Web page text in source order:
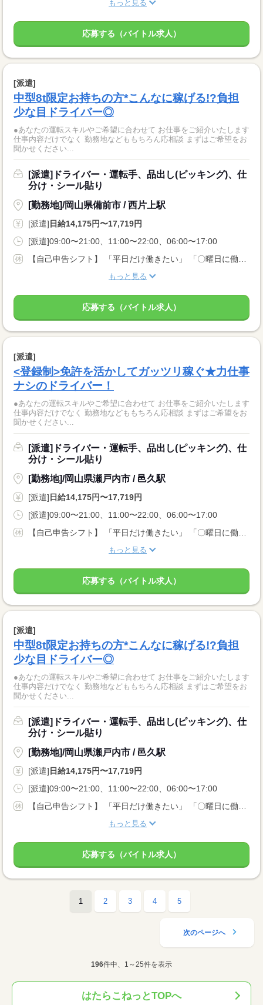
もっと見る
応募する（バイトル求人）
[派遣]
中型8t限定お持ちの方*こんなに稼げる!?負担
少な目ドライバー◎
●あなたの運転スキルやご希望に合わせて お仕事をご紹介いたします
仕事内容だけでなく 勤務地などももちろん応相談 まずはご希望をお
聞かせください...
[派遣]ドライバー・運転手、品出し(ピッキング)、仕
分け・シール貼り
[勤務地]/岡山県備前市 / 西片上駅
[派遣] 日給14,175円〜17,719円
[派遣]09:00〜21:00、11:00〜22:00、06:00〜17:00
【自己申告シフト】 「平日だけ働きたい」 「〇曜日に働きたい」 など、働き方は自分で選べます。 曜日・時間についてのご希望も 面談の際に教えてくださいね ※こちらは中型8t限定免許以上のお仕事の例です
もっと見る
応募する（バイトル求人）
[派遣]
<登録制>免許を活かしてガッツリ稼ぐ★力仕事
ナシのドライバー！
●あなたの運転スキルやご希望に合わせて お仕事をご紹介いたします
仕事内容だけでなく 勤務地などももちろん応相談 まずはご希望をお
聞かせください...
[派遣]ドライバー・運転手、品出し(ピッキング)、仕
分け・シール貼り
[勤務地]/岡山県瀬戸内市 / 邑久駅
[派遣] 日給14,175円〜17,719円
[派遣]09:00〜21:00、11:00〜22:00、06:00〜17:00
【自己申告シフト】 「平日だけ働きたい」 「〇曜日に働きたい」 など、働き方は自分で選べます。 曜日・時間についてのご希望も 面談の際に教えてくださいね ※こちらは中型8t限定免許以上のお仕事の例です
もっと見る
応募する（バイトル求人）
[派遣]
中型8t限定お持ちの方*こんなに稼げる!?負担
少な目ドライバー◎
●あなたの運転スキルやご希望に合わせて お仕事をご紹介いたします
仕事内容だけでなく 勤務地などももちろん応相談 まずはご希望をお
聞かせください...
[派遣]ドライバー・運転手、品出し(ピッキング)、仕
分け・シール貼り
[勤務地]/岡山県瀬戸内市 / 邑久駅
[派遣] 日給14,175円〜17,719円
[派遣]09:00〜21:00、11:00〜22:00、06:00〜17:00
【自己申告シフト】 「平日だけ働きたい」 「〇曜日に働きたい」 など、働き方は自分で選べます。 曜日・時間についてのご希望も 面談の際に教えてくださいね ※こちらは中型8t限定免許以上のお仕事の例です
もっと見る
応募する（バイトル求人）
1 2 3 4 5
次のページへ
196件中、1～25件を表示
はたらこねっとTOPへ